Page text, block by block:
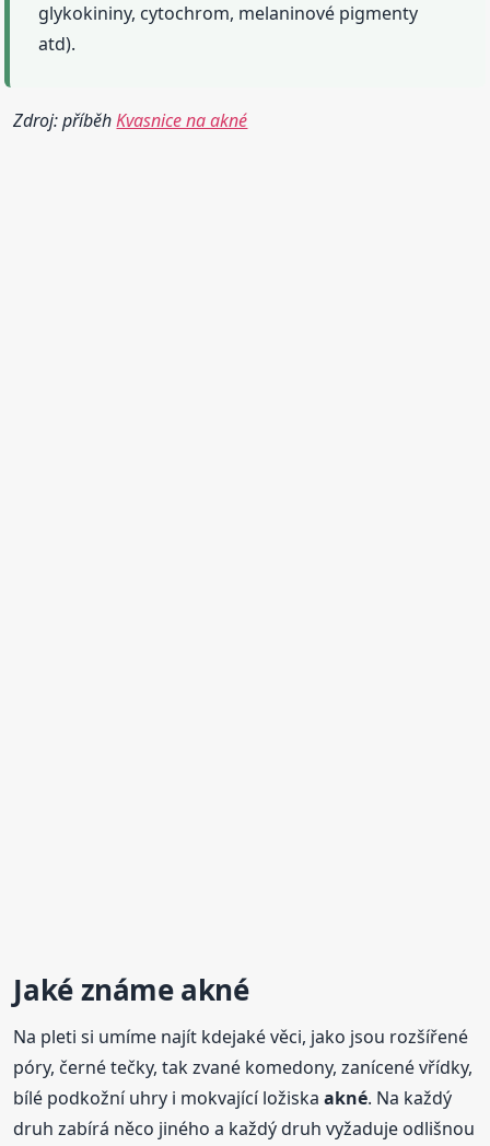
glykokininy, cytochrom, melaninové pigmenty
atd).
Zdroj: příběhKvasnice na akné
Jaké známeakné
Na pleti si umíme najít kdejaké věci, jako jsou rozšířené
póry, černé tečky, tak zvané komedony, zanícené vřídky,
bílé podkožní uhry i mokvající ložiskaakné. Na každý
druh zabírá něco jiného a každý druh vyžaduje odlišnou